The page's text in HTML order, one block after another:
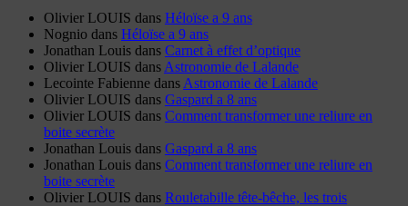
Olivier LOUIS dans Héloïse a 9 ans
Nognio dans Héloïse a 9 ans
Jonathan Louis dans Carnet à effet d’optique
Olivier LOUIS dans Astronomie de Lalande
Lecointe Fabienne dans Astronomie de Lalande
Olivier LOUIS dans Gaspard a 8 ans
Olivier LOUIS dans Comment transformer une reliure en
boite secrète
Jonathan Louis dans Gaspard a 8 ans
Jonathan Louis dans Comment transformer une reliure en
boite secrète
Olivier LOUIS dans Rouletabille tête-bêche, les trois